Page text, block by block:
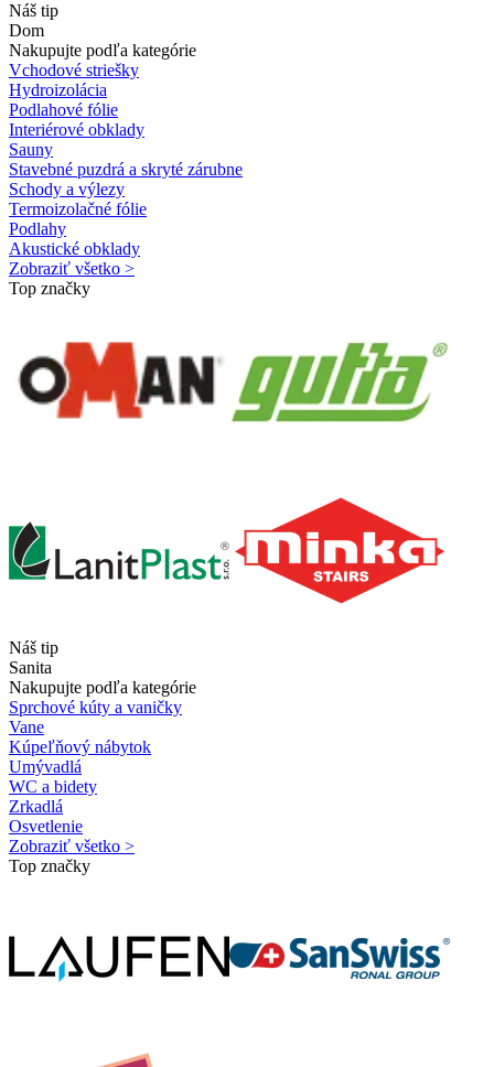
Náš tip
Dom
Nakupujte podľa kategórie
Vchodové striešky
Hydroizolácia
Podlahové fólie
Interiérové obklady
Sauny
Stavebné puzdrá a skryté zárubne
Schody a výlezy
Termoizolačné fólie
Podlahy
Akustické obklady
Zobraziť všetko >
Top značky
Náš tip
Sanita
Nakupujte podľa kategórie
Sprchové kúty a vaničky
Vane
Kúpeľňový nábytok
Umývadlá
WC a bidety
Zrkadlá
Osvetlenie
Zobraziť všetko >
Top značky